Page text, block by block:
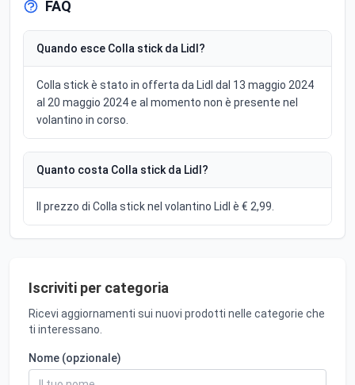
FAQ
Quando esce Colla stick da Lidl?
Colla stick è stato in offerta da Lidl dal 13 maggio 2024
al 20 maggio 2024 e al momento non è presente nel
volantino in corso.
Quanto costa Colla stick da Lidl?
Il prezzo di Colla stick nel volantino Lidl è € 2,99.
Iscriviti per categoria
Ricevi aggiornamenti sui nuovi prodotti nelle categorie che
ti interessano.
Nome (opzionale)